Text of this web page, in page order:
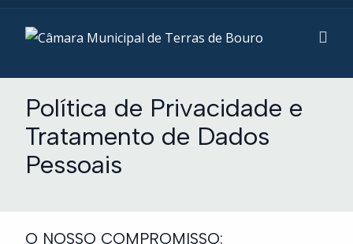
Política de Privacidade e
Tratamento de Dados
Pessoais
O NOSSO COMPROMISSO: